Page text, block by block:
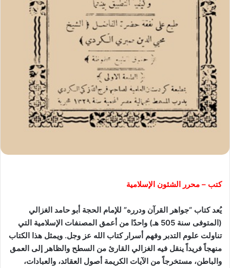
كتب – محرر الشئون الإسلامية
يُعد كتاب “جواهر القرآن ودرره” للإمام الحجة أبو حامد الغزالي
(المتوفى سنة 505 هـ) واحدًا من أعمق المصنفات الإسلامية التي
تناولت علوم التدبر وفهم أسرار كتاب الله عز وجل. ويمثل هذا الكتاب
منهجاً فريداً ينقل فيه الغزالي القارئ من السطح والظاهر إلى العمق
والباطن، مستخرجاً من الآيات الكريمة أصول العقائد، والعبادات،